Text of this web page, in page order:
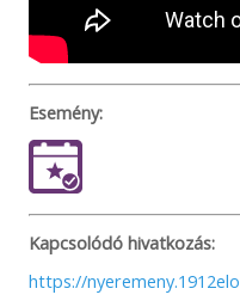
Esemény:
Kapcsolódó hivatkozás:
https://